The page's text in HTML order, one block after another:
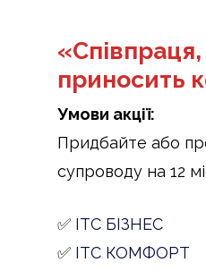
приносить
Умови акції:
Придбайте або
супроводу на 12
✅ ІТС БІЗНЕС
✅ ІТС КОМФОРТ